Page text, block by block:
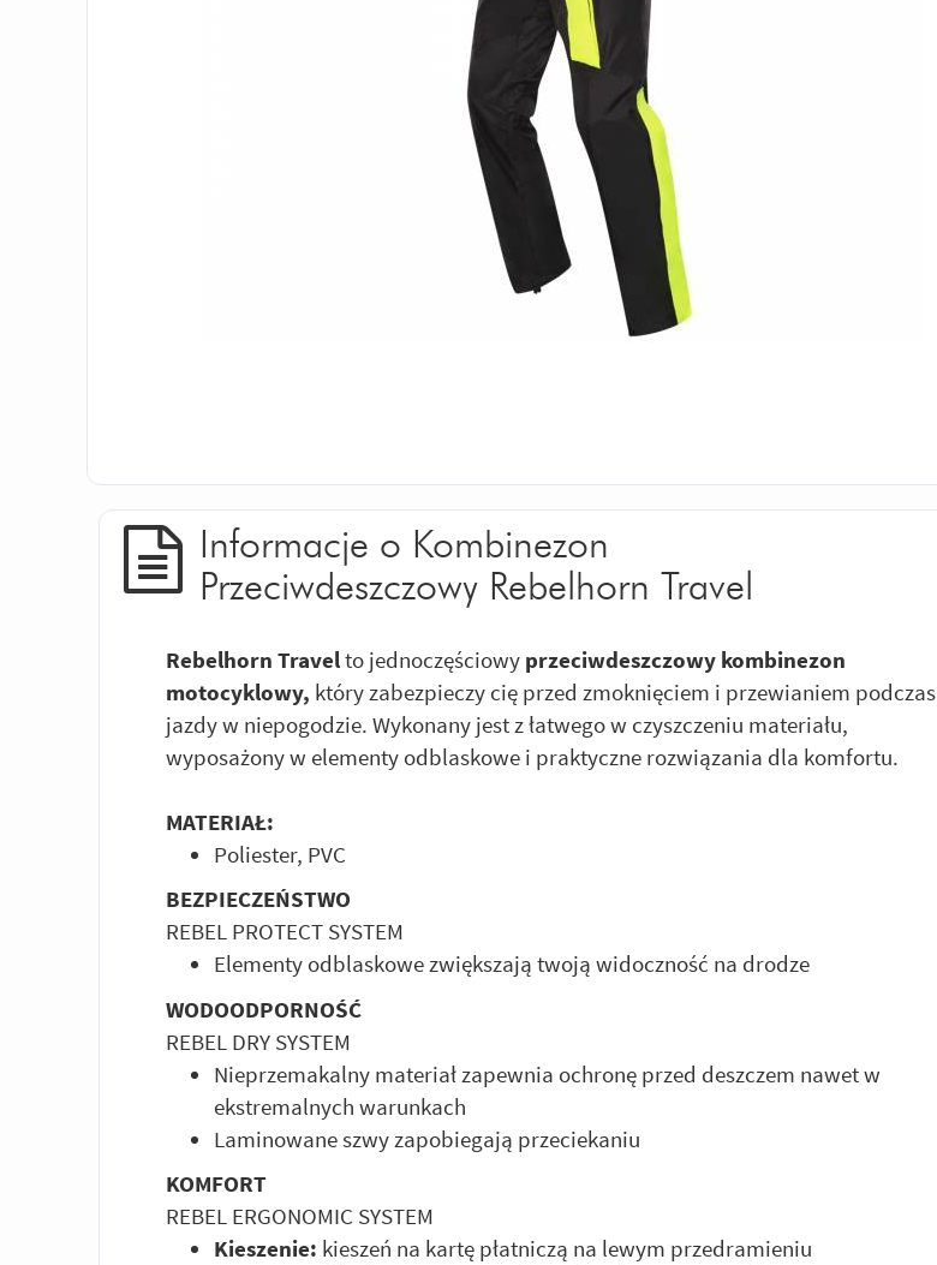
Informacje o Kombinezon
Przeciwdeszczowy Rebelhorn Travel
Rebelhorn Travelto jednoczęściowy przeciwdeszczowy kombinezon
motocyklowy, który zabezpieczy cię przed zmoknięciem i przewianiem podczas
jazdy w niepogodzie. Wykonany jest z łatwego w czyszczeniu materiału,
wyposażony w elementy odblaskowe i praktyczne rozwiązania dla komfortu.
MATERIAŁ:
Poliester, PVC
BEZPIECZEŃSTWO
REBEL PROTECT SYSTEM
Elementy odblaskowe zwiększają twoją widoczność na drodze
WODOODPORNOŚĆ
REBEL DRY SYSTEM
Nieprzemakalny materiał zapewnia ochronę przed deszczem nawet w
ekstremalnych warunkach
Laminowane szwy zapobiegają przeciekaniu
KOMFORT
REBEL ERGONOMIC SYSTEM
Kieszenie: kieszeń na kartę płatniczą na lewym przedramieniu